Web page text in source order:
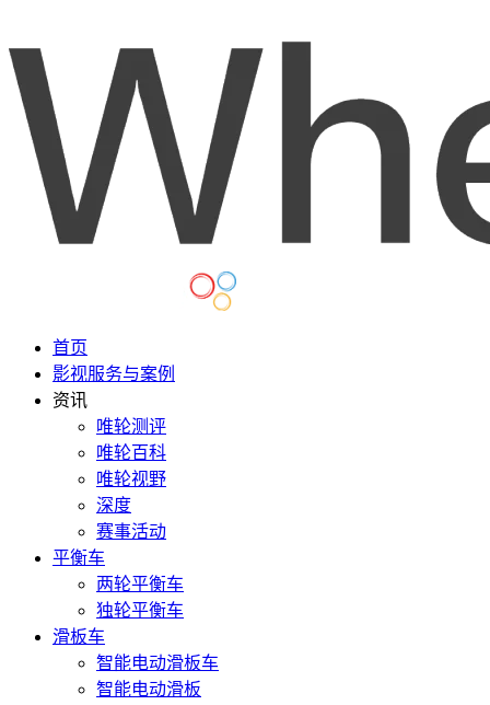
首页
影视服务与案例
资讯
唯轮测评
唯轮百科
唯轮视野
深度
赛事活动
平衡车
两轮平衡车
独轮平衡车
滑板车
智能电动滑板车
智能电动滑板